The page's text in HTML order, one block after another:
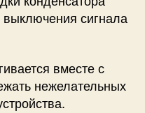
сигнала
вместе с
нежелательных